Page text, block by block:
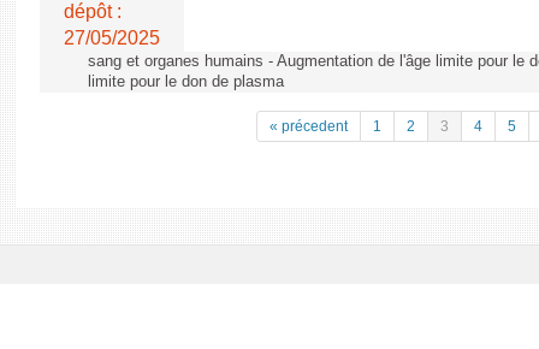
dépôt :
27/05/2025
sang et organes humains - Augmentation de l'âge limite pour le
limite pour le don de plasma
« précedent 1 2 3 4 5